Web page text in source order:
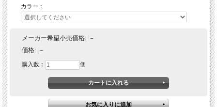
トを持ったアイウェアブランドです。
ドリフトは、4輪モータースポーツ唯一の審査競技で、審査員は、各走行をスピー
Red Bull Driftbrothers（ドリフトブラザーズ）のJoeとElias Hountondjiは、過去11
年間に渡ってドリフトスポーツに参加し、100回近い表彰台と5つのチャンピオン
シップを獲得してきました。
意を表し製品シリーズが開発されました。
す。ゴム製のパーツは正確なラインと正確な角度計算に基づき設計され、しっかり
としたホールド感を保証します。
いルックスを提供します。
カラー：
メーカー希望小売価格: －
価格: －
購入数： 個